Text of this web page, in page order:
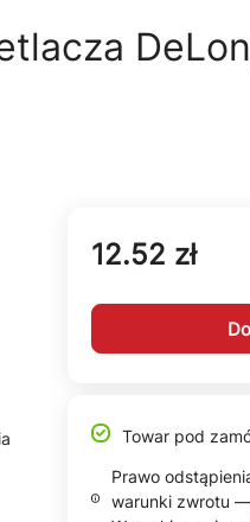
12.52 zł
Towar pod
Prawo
warunki zwrotu